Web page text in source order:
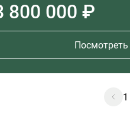
800 000 ₽
Посмотреть
1